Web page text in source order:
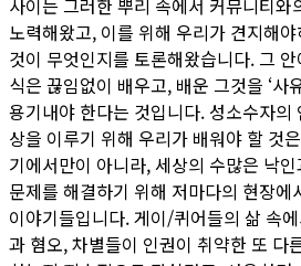
사이는 그러한 뿌리 속에서 커뮤니티와
노력해왔고, 이를 위해 우리가 견지해
것이 무엇인지를 토론해왔습니다. 그
식은 끊임없이 배우고, 배운 그것을 ‘사
용기내야 한다는 것입니다. 성소수자의
상을 이루기 위해 우리가 배워야 할 것
기에서만이 아니라, 세상의 수많은 낙
문제를 해결하기 위해 저마다의 현장에
이야기들입니다. 게이/퀴어들의 삶 속
과 혐오, 차별들이 인권이 취약한 또 다